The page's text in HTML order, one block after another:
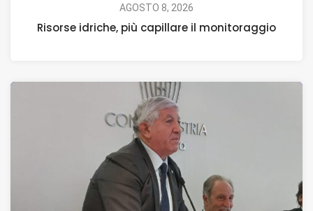
AGOSTO 8, 2026
Risorse idriche, più capillare il monitoraggio